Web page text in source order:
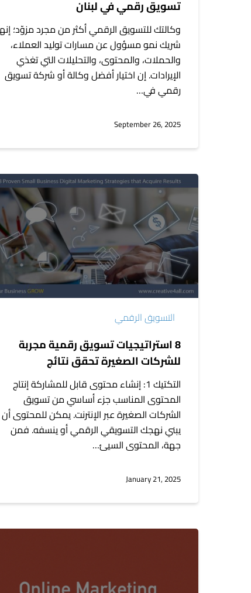
تسويق رقمي في لبنان
وكالتك للتسويق الرقمي أكثر من مجرد مزوّد؛
شريك نمو مسؤول عن مسارات توليد العملاء،
والحملات، والمحتوى، والتحليلات التي تغذي
الإيرادات. إن اختيار أفضل وكالة أو شركة تسويق
رقمي في…
September 26, 2025
8
استراتيجيات
تسويق
رقمية
مجربة
للشركات
الصغيرة
تحقق
نتائج
التسويق الرقمي
8 استراتيجيات تسويق رقمية مجربة
للشركات الصغيرة تحقق نتائج
التكتيك 1: إنشاء محتوى قابل للمشاركة إنتاج
المحتوى المناسب جزء أساسي من تسويق
الشركات الصغيرة عبر الإنترنت. يمكن للمحتوى أن
يبني نهجك التسويقي الرقمي أو ينسفه. فمن
جهة، المحتوى السيئ…
January 21, 2025